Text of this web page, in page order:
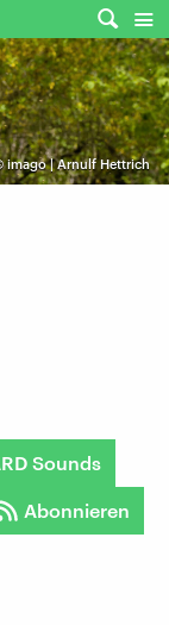
imago | Arnulf Hettrich
Sounds
Abonnieren